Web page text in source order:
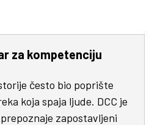
za kompetenciju
često bio poprište
koja spaja ljude. DCC je
zapostavljeni